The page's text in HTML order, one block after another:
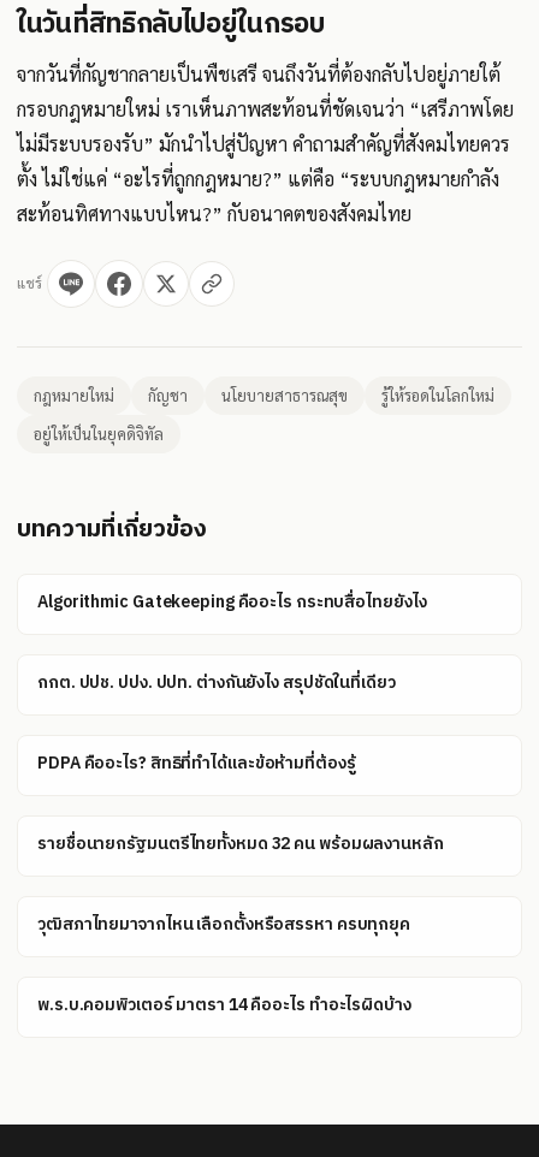
ในวันที่สิทธิกลับไปอยู่ในกรอบ
จากวันที่กัญชากลายเป็นพืชเสรี จนถึงวันที่ต้องกลับไปอยู่ภายใต้
กรอบกฎหมายใหม่ เราเห็นภาพสะท้อนที่ชัดเจนว่า “เสรีภาพโดย
ไม่มีระบบรองรับ” มักนำไปสู่ปัญหา คำถามสำคัญที่สังคมไทยควร
ตั้ง ไม่ใช่แค่ “อะไรที่ถูกกฎหมาย?” แต่คือ “ระบบกฎหมายกำลัง
สะท้อนทิศทางแบบไหน?” กับอนาคตของสังคมไทย
แชร์
กฎหมายใหม่ กัญชา นโยบายสาธารณสุข
รู้ให้รอดในโลกใหม่
อยู่ให้เป็นในยุคดิจิทัล
บทความที่เกี่ยวข้อง
Algorithmic Gatekeeping คืออะไร กระทบสื่อไทยยังไง
กกต. ปปช. ปปง. ปปท. ต่างกันยังไง สรุปชัดในที่เดียว
PDPA คืออะไร? สิทธิที่ทำได้และข้อห้ามที่ต้องรู้
รายชื่อนายกรัฐมนตรีไทยทั้งหมด 32 คน พร้อมผลงานหลัก
วุฒิสภาไทยมาจากไหน เลือกตั้งหรือสรรหา ครบทุกยุค
พ.ร.บ.คอมพิวเตอร์ มาตรา 14 คืออะไร ทำอะไรผิดบ้าง